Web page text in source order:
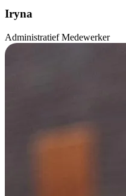
Iryna
Administratief Medewerker